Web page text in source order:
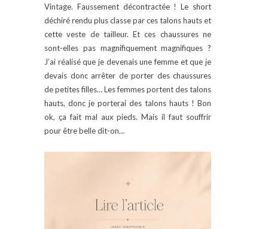
Vintage. Faussement décontractée ! Le short
déchiré rendu plus classe par ces talons hauts et
cette veste de tailleur. Et ces chaussures ne
sont-elles pas magnifiquement magnifiques ?
J’ai réalisé que je devenais une femme et que je
devais donc arrêter de porter des chaussures
de petites filles… Les femmes portent des talons
hauts, donc je porterai des talons hauts ! Bon
ok, ça fait mal aux pieds. Mais il faut souffrir
pour être belle dit-on…